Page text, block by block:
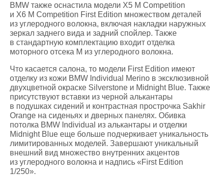
BMW также оснастила модели X5 M Competition
и X6 M Competition First Edition множеством деталей
из углеродного волокна, включая накладки наружных
зеркал заднего вида и задний спойлер. Также
в стандартную комплектацию входит отделка
моторного отсека M из углеродного волокна.
Что касается салона, то модели First Edition имеют
отделку из кожи BMW Individual Merino в эксклюзивной
двухцветной окраске Silverstone и Midnight Blue. Также
присутствуют вставки из черной алькантары
в подушках сидений и контрастная прострочка Sakhir
Orange на сиденьях и дверных панелях. Обивка
потолка BMW Individual из алькантары и отделки
Midnight Blue еще больше подчеркивает уникальность
лимитированных моделей. Завершают уникальный
внешний вид множество внутренних акцентов
из углеродного волокна и надпись «First Edition
1/250».